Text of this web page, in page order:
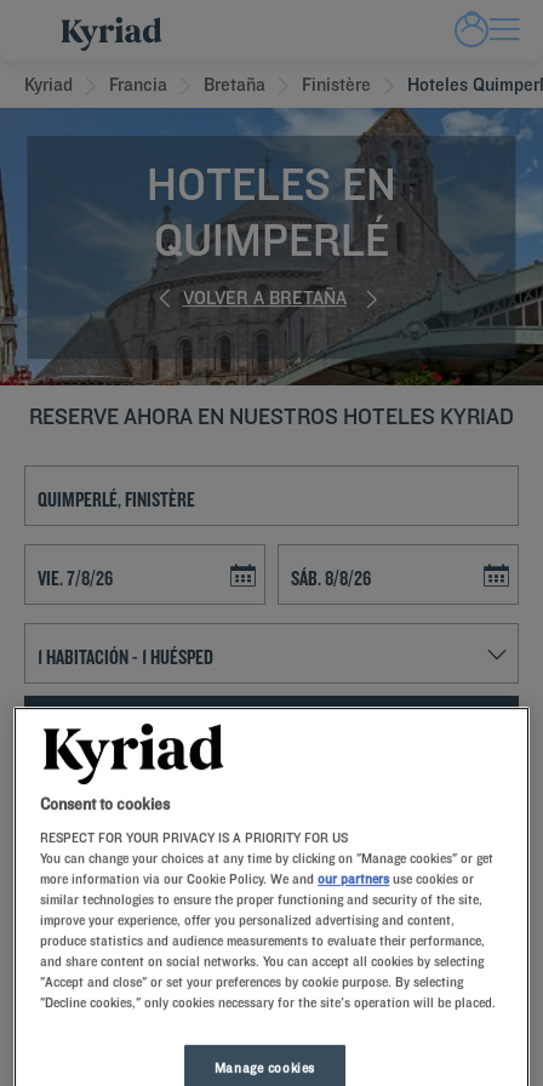
Kyriad Francia Bretaña Finistère Hoteles
HOTELES EN
QUIMPERLÉ
VOLVER A BRETAÑA
RESERVE AHORA EN NUESTROS HOTELES KYRIAD
ENCONTRAR UN HOTEL
Añadir un código especial
Cultura, monumentos, diversión y espacios naturales: todas las
razones para reservar ahora su estancia en el Hotel Kyriad
Quimperlé.
Permítase un capricho y pruebe nuestros hoteles Kyriad en
Consent to cookies
RESPECT FOR YOUR PRIVACY IS A PRIORITY FOR US
You can change your choices at any time by clicking on "Manage cookies" or get
more information via our Cookie Policy. We andour partners use cookies or
similar technologies to ensure the proper functioning and security of the site,
improve your experience, offer you personalized advertising and content,
produce statistics and audience measurements to evaluate their performance,
and share content on social networks. You can accept all cookies by selecting
"Accept and close" or set your preferences by cookie purpose. By selecting
"Decline cookies," only cookies necessary for the site's operation will be placed.
Manage cookies